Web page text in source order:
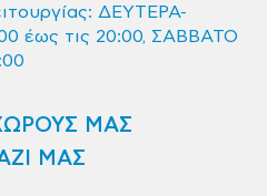
ΔΕΥΤΕΡΑ-
έως τις 20:00, ΣΑΒΒΑΤΟ
ΜΑΣ
ΜΑΣ